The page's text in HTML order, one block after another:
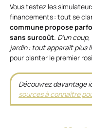
Vous testez les
financements : tout se
commune propose
sans surcoût. D’un
jardin : tout apparaît plus
pour planter le premier
Découvrez davantage
sources à connaître